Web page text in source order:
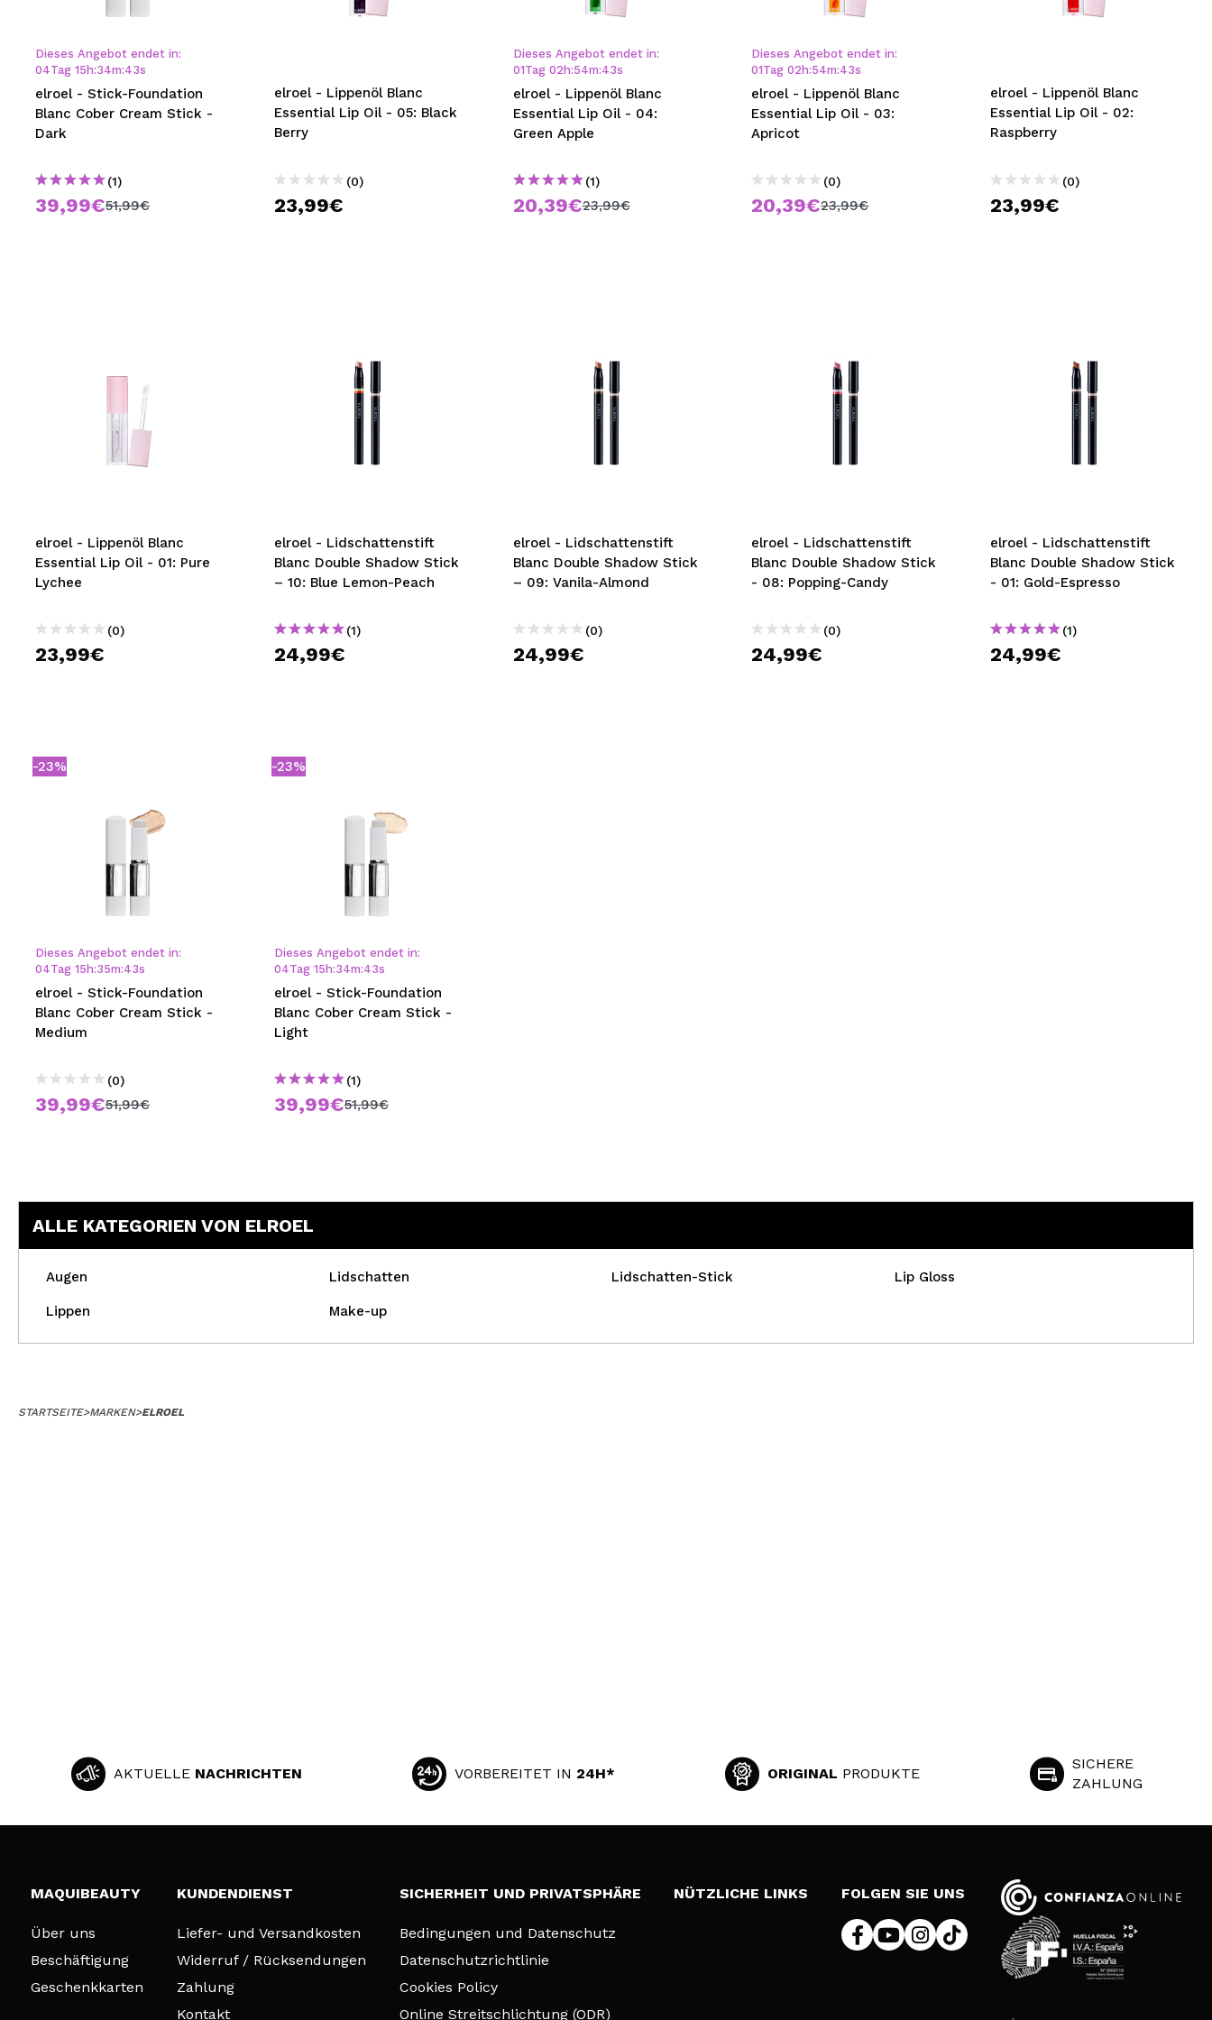
MAQUIFARMA
KOREA ZONE
TRAVEL SIZE
NATURE
SPECIALS
bisherigen Vorgänge einsehen.
BENUTZERKONTO ERSTELLEN
Dieses Angebot endet in:
04Tag 15 h:34m:42s
elroel - Stick-Foundation
Blanc Cober Cream Stick -
Dark
(1)
39,99€51,99€
elroel - Lippenöl Blanc
Essential Lip Oil - 05: Black
Berry
(0)
23,99€
Dieses Angebot endet in:
01Tag 02 h:54m:42s
elroel - Lippenöl Blanc
Essential Lip Oil - 04:
Green Apple
(1)
20,39€23,99€
Dieses Angebot endet in:
01Tag 02 h:54m:42s
elroel - Lippenöl Blanc
Essential Lip Oil - 03:
Apricot
(0)
20,39€23,99€
elroel - Lippenöl Blanc
Essential Lip Oil - 02:
Raspberry
(0)
23,99€
elroel - Lippenöl Blanc
Essential Lip Oil - 01: Pure
Lychee
(0)
23,99€
elroel - Lidschattenstift
Blanc Double Shadow Stick
– 10: Blue Lemon-Peach
(1)
24,99€
elroel - Lidschattenstift
Blanc Double Shadow Stick
– 09: Vanila-Almond
(0)
24,99€
elroel - Lidschattenstift
Blanc Double Shadow Stick
- 08: Popping-Candy
(0)
24,99€
elroel - Lidschattenstift
Blanc Double Shadow Stick
- 01: Gold-Espresso
(1)
24,99€
-23%
Dieses Angebot endet in:
04Tag 15 h:35m:42s
elroel - Stick-Foundation
Blanc Cober Cream Stick -
Medium
(0)
39,99€51,99€
-23%
Dieses Angebot endet in:
04Tag 15 h:34m:42s
elroel - Stick-Foundation
Blanc Cober Cream Stick -
Light
(1)
39,99€51,99€
ALLE KATEGORIEN VON ELROEL
Augen Lidschatten Lidschatten-Stick Lip Gloss
Lippen Make-up
STARTSEITE>MARKEN>ELROEL
AKTUELLE NACHRICHTEN VORBEREITET IN 24H* ORIGINAL PRODUKTE
SICHERE
ZAHLUNG
MAQUIBEAUTY
Über uns
Beschäftigung
Geschenkkarten
KUNDENDIENST
Liefer- und Versandkosten
Widerruf / Rücksendungen
Zahlung
Kontakt
SICHERHEIT UND PRIVATSPHÄRE
Bedingungen und Datenschutz
Datenschutzrichtlinie
Cookies Policy
Online Streitschlichtung (ODR)
NÜTZLICHE LINKS FOLGEN SIE UNS